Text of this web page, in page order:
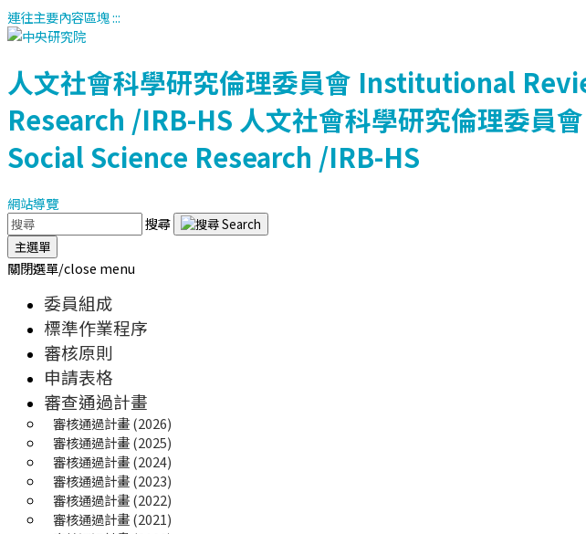
連往主要內容區塊:::
人文社會科學研究倫理委員會 Institutional
Research /IRB-HS 人文社會科學研究倫理委員會
Social Science Research /IRB-HS
網站導覽
搜尋
主選單
關閉選單/close menu
委員組成
標準作業程序
審核原則
申請表格
審查通過計畫
審核通過計畫 (2026)
審核通過計畫 (2025)
審核通過計畫 (2024)
審核通過計畫 (2023)
審核通過計畫 (2022)
審核通過計畫 (2021)